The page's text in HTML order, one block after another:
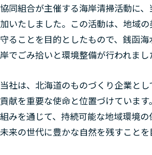
協同組合が主催する海岸清掃活動に
加いたしました。この活動は、地域
守ることを目的としたもので、銭函
岸でごみ拾いと環境整備が行われまし
当社は、北海道のものづくり企業と
貢献を重要な使命と位置づけています
組みを通じて、持続可能な地域環境の
未来の世代に豊かな自然を残すことを